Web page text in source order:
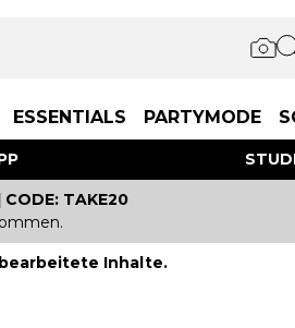
ESSENTIALS PARTYMODE
CODE: TAKE20
Inhalte.